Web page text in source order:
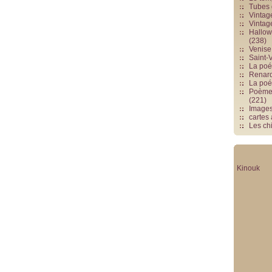
Tubes
(238)
Saint-
La
La
(221)
cartes
Les
Kinouk